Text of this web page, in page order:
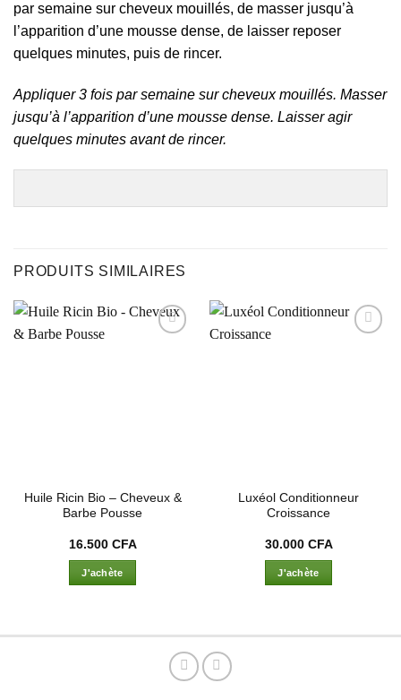
par semaine sur cheveux mouillés, de masser jusqu’à
l’apparition d’une mousse dense, de laisser reposer
quelques minutes, puis de rincer.
Appliquer 3 fois par semaine sur cheveux mouillés. Masser
jusqu’à l’apparition d’une mousse dense. Laisser agir
quelques minutes avant de rincer.
PRODUITS SIMILAIRES
Huile Ricin Bio – Cheveux &
Barbe Pousse
16.500 CFA
J'achète
Luxéol Conditionneur
Croissance
30.000 CFA
J'achète